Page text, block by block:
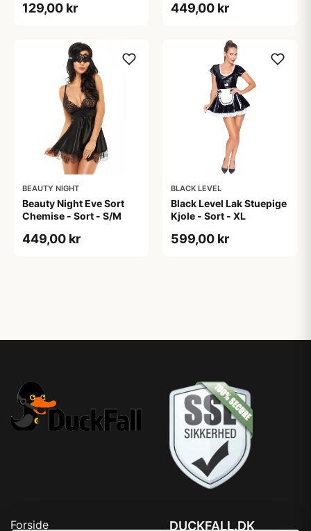
129,00 kr 449,00 kr
BEAUTY NIGHT
Beauty Night Eve Sort
Chemise - Sort - S/M
449,00 kr
BLACK LEVEL
Black Level Lak Stuepige
Kjole - Sort - XL
599,00 kr
Forside DUCKFALL.DK